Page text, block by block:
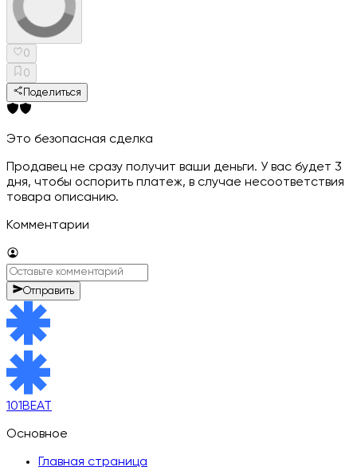
0
0
Поделиться
Это безопасная сделка
Продавец не сразу получит ваши деньги. У вас будет 3
дня, чтобы оспорить платеж, в случае несоответствия
товара описанию.
Комментарии
Отправить
101BEAT
Основное
Главная страница